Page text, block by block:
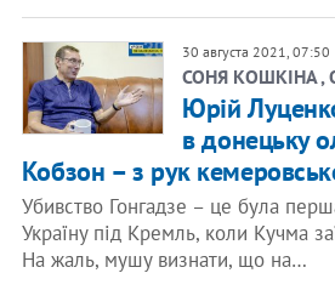
30 августа 2021, 07:50
СОНЯ КОШКІНА ,
Юрій
в донецьку
Кобзон – з рук
Убивство Гонгадзе – це була
Україну під Кремль, коли Кучма
На жаль, мушу визнати, що на…